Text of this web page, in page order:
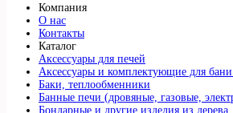
Компания
О нас
Контакты
Каталог
Аксессуары для печей
Аксессуары и комплектующие для
Баки, теплообменники
Банные печи (дровяные, газовые,
Бондарные и другие изделия из дерева